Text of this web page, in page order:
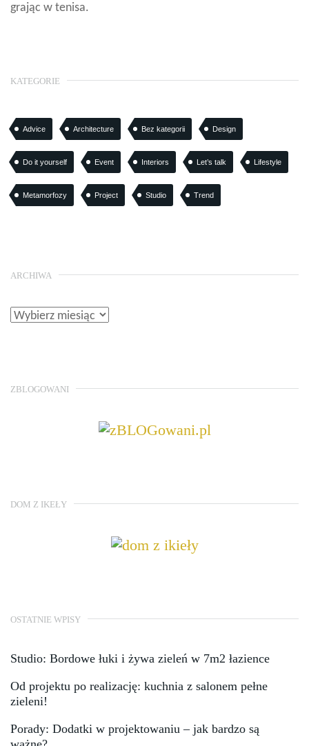
grając w tenisa.
KATEGORIE
Advice Architecture Bez kategorii Design
Do it yourself Event Interiors Let’s talk Lifestyle
Metamorfozy Project Studio Trend
ARCHIWA
ZBLOGOWANI
DOM Z IKEŁY
OSTATNIE WPISY
Studio: Bordowe łuki i żywa zieleń w 7m2 łazience
Od projektu po realizację: kuchnia z salonem pełne
zieleni!
Porady: Dodatki w projektowaniu – jak bardzo są